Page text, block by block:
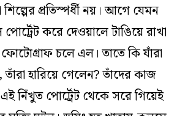
প্রতিস্পর্ধী নয়। আগে যেমন
করে দেওয়ালে টাঙিয়ে রাখা
চলে এল। তাতে কি যাঁরা
তাঁরা হারিয়ে গেলেন? তাঁদের কাজ
নিঁখুত পোর্ট্রেট থেকে সরে গিয়েই